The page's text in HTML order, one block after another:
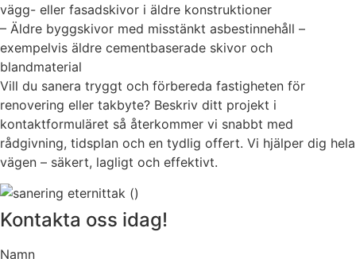
vägg- eller fasadskivor i äldre konstruktioner
– Äldre byggskivor med misstänkt asbestinnehåll –
exempelvis äldre cementbaserade skivor och
blandmaterial
Vill du sanera tryggt och förbereda fastigheten för
renovering eller takbyte? Beskriv ditt projekt i
kontaktformuläret så återkommer vi snabbt med
rådgivning, tidsplan och en tydlig offert. Vi hjälper dig hela
vägen – säkert, lagligt och effektivt.
Kontakta oss idag!
Namn